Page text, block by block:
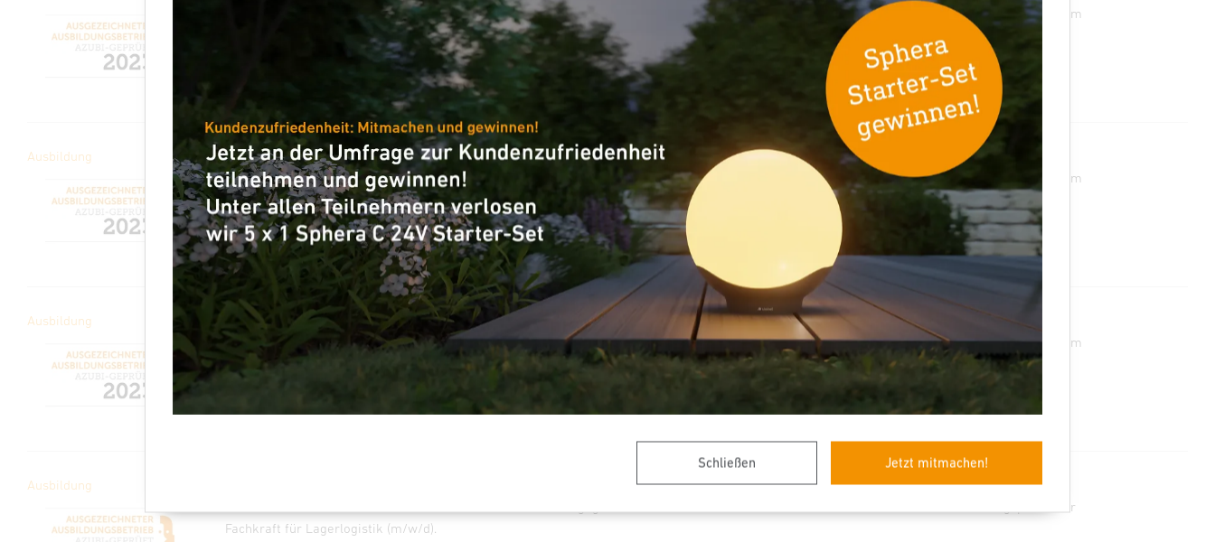
Schließen Jetzt mitmachen!
Für unseren Standort in Herzebrock-Clarholz suchen wir engagierte und motivierte Menschen und bieten zum 01.08.2027 Ausbildungsplätze zum
Kaufmann zum Büromanagement (m/w/d).
Ausbildung
Auszubildende zum Kaufmann eCommerce (m/w/d) | 01.08.2027
Für unseren Standort in Herzebrock-Clarholz suchen wir engagierte und motivierte Menschen und bieten zum 01.08.2027 Ausbildungsplätze zum
Kaufmann eCommerce (m/w/d).
mehr lesen
Ausbildung
Auszubildende zum Kaufmann für Groß- und Außenhandelsmanagement (m/w/d) | 01.08.2027
Für unseren Standort in Herzebrock-Clarholz suchen wir engagierte und motivierte Menschen und bieten zum 01.08.2027 Ausbildungsplätze zum
Kaufmann für Groß- und Außenhandelsmanagement (m/w/d).
Ausbildung
Für unseren Standort in Herzebrock-Clarholz suchen wir engagierte und motivierte Menschen und bieten zum 01.08.2027 Ausbildungsplätze zur
Fachkraft für Lagerlogistik (m/w/d).